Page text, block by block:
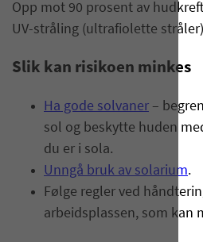
Opp mot 90 prosent av
UV-stråling (ultrafiolette
Slik kan risikoen minkes
Ha gode solvaner –
sol og beskytte huden
du er i sola.
Unngå bruk av solarium.
Følge regler ved
arbeidsplassen, som kan